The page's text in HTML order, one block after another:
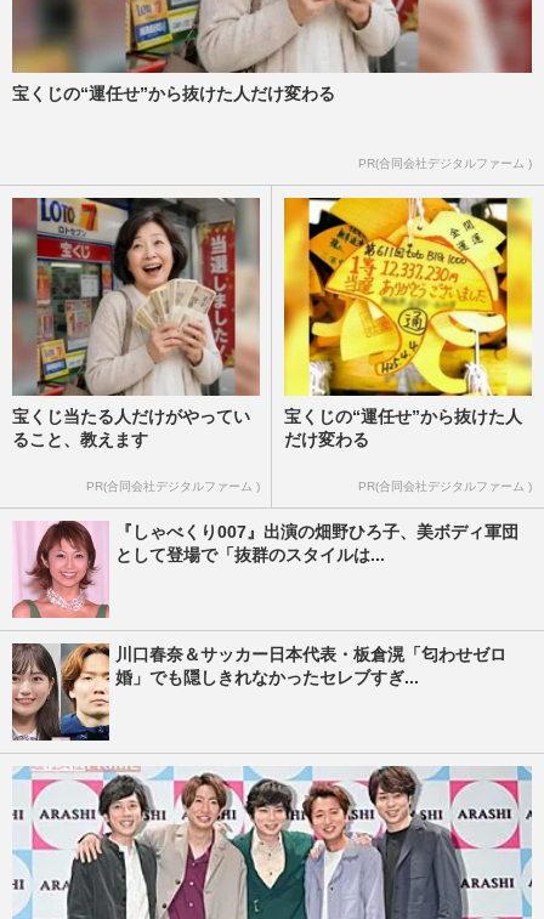
宝くじの“運任せ”から抜けた人だけ変わる
PR(合同会社デジタルファーム )
宝くじ当たる人だけがやってい
ること、教えます
PR(合同会社デジタルファーム )
宝くじの“運任せ”から抜けた人
だけ変わる
PR(合同会社デジタルファーム )
『しゃべくり007』出演の畑野ひろ子、美ボディ軍団
として登場で「抜群のスタイルは...
川口春奈＆サッカー日本代表・板倉滉「匂わせゼロ
婚」でも隠しきれなかったセレブすぎ...